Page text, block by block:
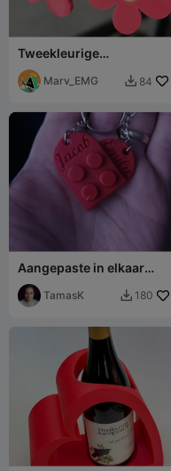
Tweekleurige
bloemoorbellen
Marv_EMG  84
Aangepaste in elkaar
grijpende hart
sleutelhanger
TamasK  180